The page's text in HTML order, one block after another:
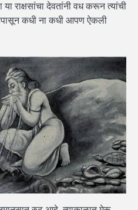
राक्षसांचा देवतांनी वध करून त्यांची
कधी ना कधी आपण ऐकली